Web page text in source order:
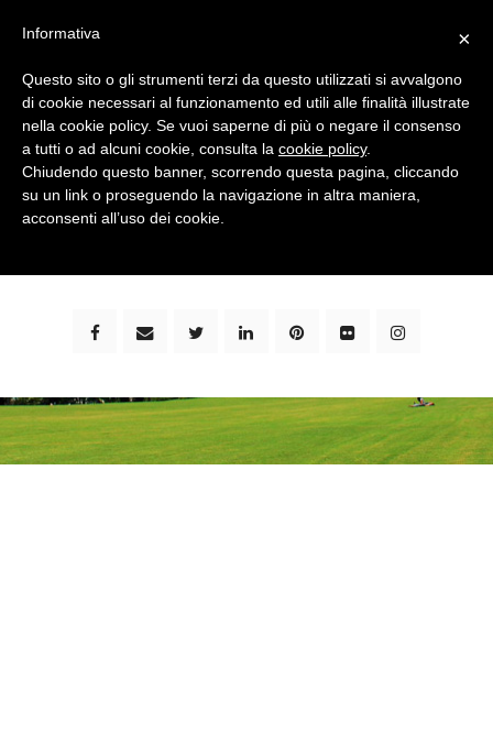
bimbi e viaggi - family travel blog: community #1 in
×
Informativa
Questo sito o gli strumenti terzi da questo utilizzati si avvalgono
di cookie necessari al funzionamento ed utili alle finalità illustrate
nella cookie policy. Se vuoi saperne di più o negare il consenso
a tutti o ad alcuni cookie, consulta la cookie policy.
Chiudendo questo banner, scorrendo questa pagina, cliccando
su un link o proseguendo la navigazione in altra maniera,
acconsenti all’uso dei cookie.